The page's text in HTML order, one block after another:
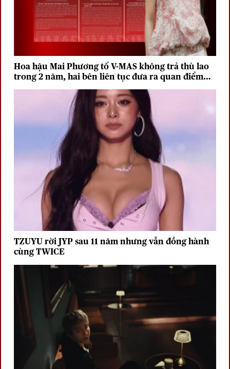
Hoa hậu Mai Phương tố V-MAS không trả thù lao
trong 2 năm, hai bên liên tục đưa ra quan điểm
trái chiều
TZUYU rời JYP sau 11 năm nhưng vẫn đồng hành
cùng TWICE